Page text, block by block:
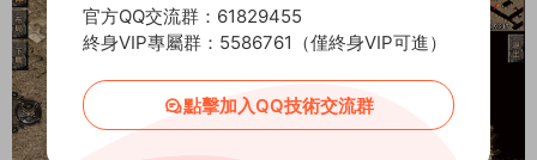
官方QQ交流群：61829455
終身VIP專屬群：5586761（僅終身VIP可進）
點擊加入QQ技術交流群